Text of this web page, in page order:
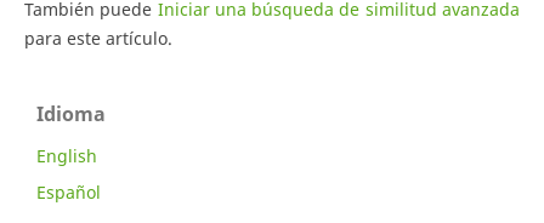
También puede Iniciar una búsqueda de similitud avanzada
para este artículo.
Idioma
English
Español